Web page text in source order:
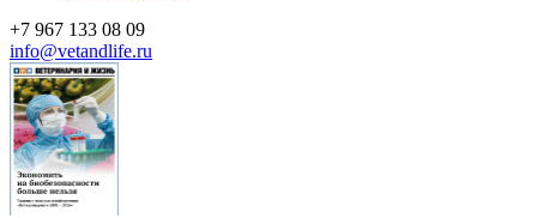
+7 967 133 08 09
info@vetandlife.ru